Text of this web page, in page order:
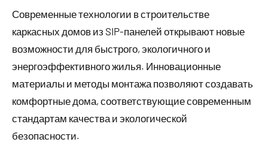
Современные технологии в строительстве
каркасных домов из SIP-панелей открывают новые
возможности для быстрого, экологичного и
энергоэффективного жилья. Инновационные
материалы и методы монтажа позволяют создавать
комфортные дома, соответствующие современным
стандартам качества и экологической
безопасности.